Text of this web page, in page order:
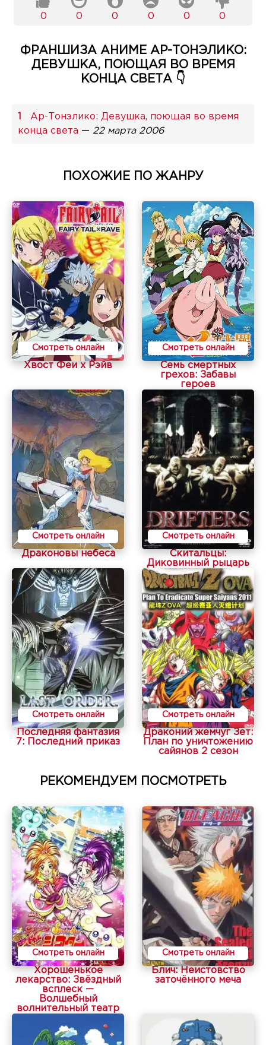
0 0 0 0 0 0
ФРАНШИЗА АНИМЕ АР-ТОНЭЛИКО:
ДЕВУШКА, ПОЮЩАЯ ВО ВРЕМЯ
КОНЦА СВЕТА 👇
Ар-Тонэлико: Девушка, поющая во время
конца света — 22 марта 2006
ПОХОЖИЕ ПО ЖАНРУ
Смотреть онлайн
Хвост Феи x Рэйв
Смотреть онлайн
Семь смертных
грехов: Забавы
героев
Смотреть онлайн
Драконовы небеса
Смотреть онлайн
Скитальцы:
Диковинный рыцарь
Смотреть онлайн
Последняя фантазия
7: Последний приказ
Смотреть онлайн
Драконий жемчуг Зет:
План по уничтожению
сайянов 2 сезон
РЕКОМЕНДУЕМ ПОСМОТРЕТЬ
Смотреть онлайн
Хорошенькое
лекарство: Звёздный
всплеск —
Волшебный
волнительный театр
Смотреть онлайн
Блич: Неистовство
заточённого меча